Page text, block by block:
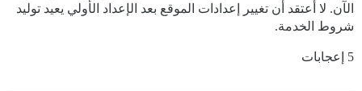
الآن. لا أعتقد أن تغيير إعدادات الموقع بعد الإعداد الأولي يعيد توليد
شروط الخدمة.
5 إعجابات